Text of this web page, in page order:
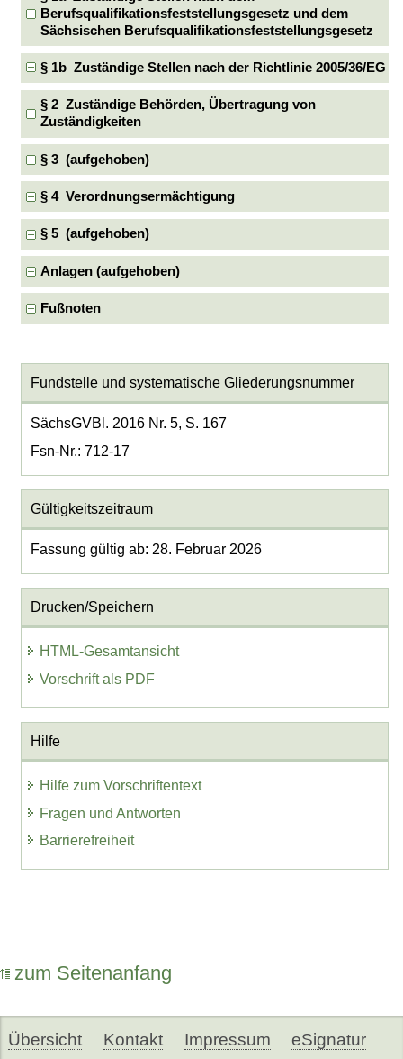
Berufsqualifikationsfeststellungsgesetz und dem
Sächsischen Berufsqualifikationsfeststellungsgesetz
§ 1b Zuständige Stellen nach der Richtlinie 2005/36/EG
§ 2 Zuständige Behörden, Übertragung von
Zuständigkeiten
§ 3 (aufgehoben)
§ 4 Verordnungsermächtigung
§ 5 (aufgehoben)
Anlagen (aufgehoben)
Fußnoten
Fundstelle und systematische Gliederungsnummer
SächsGVBl. 2016 Nr. 5, S. 167
Fsn-Nr.: 712-17
Gültigkeitszeitraum
Fassung gültig ab: 28. Februar 2026
Drucken/Speichern
HTML-Gesamtansicht
Vorschrift als PDF
Hilfe
Hilfe zum Vorschriftentext
Fragen und Antworten
Barrierefreiheit
zum Seitenanfang
Übersicht Kontakt Impressum eSignatur